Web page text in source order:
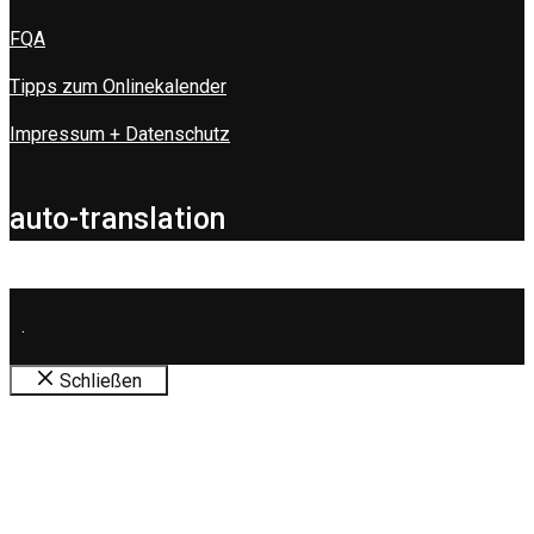
FQA
Tipps zum Onlinekalender
Impressum + Datenschutz
auto-translation
.
Schließen